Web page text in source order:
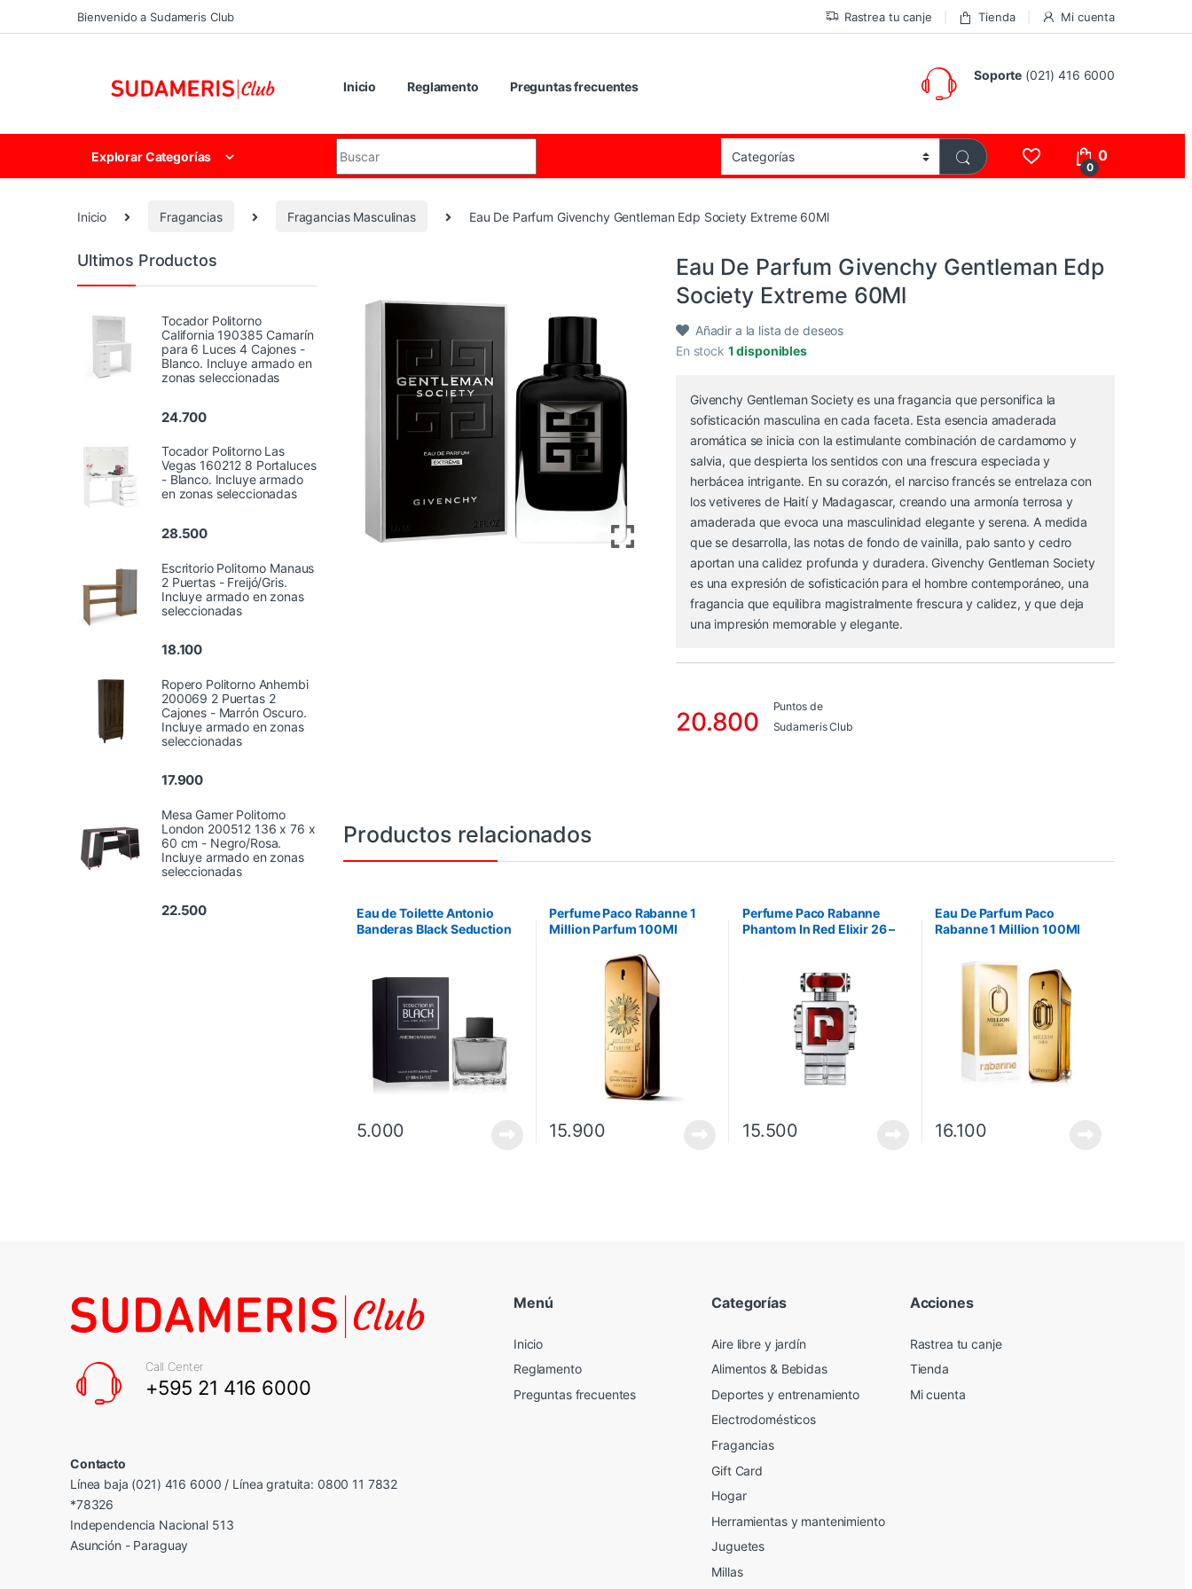
Skip to navigation
Skip to contentBienvenido a Sudameris Club Rastrea tu canje Tienda Mi cuenta
Inicio Reglamento Preguntas frecuentes
Soporte (021) 416 6000
Explorar Categorías
0
0
Inicio Fragancias Fragancias Masculinas Eau De Parfum Givenchy Gentleman Edp Society Extreme 60Ml
Eau De Parfum Givenchy Gentleman Edp
Society Extreme 60Ml
Añadir a la lista de deseos
En stock 1 disponibles
Givenchy Gentleman Society es una fragancia que personifica la
sofisticación masculina en cada faceta. Esta esencia amaderada
aromática se inicia con la estimulante combinación de cardamomo y
salvia, que despierta los sentidos con una frescura especiada y
herbácea intrigante. En su corazón, el narciso francés se entrelaza con
los vetiveres de Haití y Madagascar, creando una armonía terrosa y
amaderada que evoca una masculinidad elegante y serena. A medida
que se desarrolla, las notas de fondo de vainilla, palo santo y cedro
aportan una calidez profunda y duradera. Givenchy Gentleman Society
es una expresión de sofisticación para el hombre contemporáneo, una
fragancia que equilibra magistralmente frescura y calidez, y que deja
una impresión memorable y elegante.
20.800
Puntos de
Sudameris Club
Productos relacionados
Eau de Toilette Antonio
Banderas Black Seduction
5.000
Perfume Paco Rabanne 1
Million Parfum 100Ml
15.900
Perfume Paco Rabanne
Phantom In Red Elixir 26 –
15.500
Eau De Parfum Paco
Rabanne 1 Million 100Ml
16.100
Ultimos Productos
Tocador Politorno
California 190385 Camarín
para 6 Luces 4 Cajones -
Blanco. Incluye armado en
zonas seleccionadas
24.700
Tocador Politorno Las
Vegas 160212 8 Portaluces
- Blanco. Incluye armado
en zonas seleccionadas
28.500
Escritorio Politorno Manaus
2 Puertas - Freijó/Gris.
Incluye armado en zonas
seleccionadas
18.100
Ropero Politorno Anhembi
200069 2 Puertas 2
Cajones - Marrón Oscuro.
Incluye armado en zonas
seleccionadas
17.900
Mesa Gamer Politorno
London 200512 136 x 76 x
60 cm - Negro/Rosa.
Incluye armado en zonas
seleccionadas
22.500
Call Center
+595 21 416 6000
Contacto
Línea baja (021) 416 6000 / Línea gratuita: 0800 11 7832
*78326
Independencia Nacional 513
Asunción - Paraguay
Menú
Inicio
Reglamento
Preguntas frecuentes
Categorías
Aire libre y jardín
Alimentos & Bebidas
Deportes y entrenamiento
Electrodomésticos
Fragancias
Gift Card
Hogar
Herramientas y mantenimiento
Juguetes
Millas
Acciones
Rastrea tu canje
Tienda
Mi cuenta